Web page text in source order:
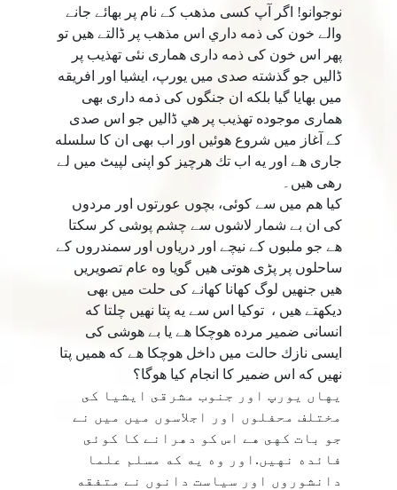
نوجوانو! اگر آپ كسى مذهب كے نام پر بهائے جانے
والے خون كى ذمه داري اس مذهب پر ڈالتے هيں تو
پھر اس خون كى ذمه دارى همارى نئى تهذيب پر
ڈاليں جو گذشته صدى ميں يورپ، ايشيا اور افريقه
ميں بهايا گيا بلكه ان جنگوں كى ذمه دارى بھى
همارى موجوده تهذيب پر هي ڈاليں جو اس صدى
كے آغاز ميں شروع هوئيں اور اب بھى ان كا سلسله
جارى هے اور يه اب تك هرچيز كو اپنى لپيٹ ميں لے
رهى هيں۔
كيا هم ميں سے كوئى، بچوں عورتوں اور مردوں
كى ان بے شمار لاشوں سے چشم پوشى كر سكتا
هے جو ملبوں كے نيچے اور درياوں اور سمندروں كے
ساحلوں پر پڑى هوتى هيں گويا وه عام تصويريں
هيں جنهيں لوگ كهانا كهانے کی حلت میں بھی
ديكھتے هيں ، توكيا اس سے يه پتا نهيں چلتا كه
انسانى ضمير مرده هوچكا هے يا بے هوشى كى
ايسى نازك حالت ميں داخل هوچكا هے كه هميں پتا
نهيں كه اس ضمير كا انجام كيا هوگا؟
يهاں يورپ اور جنوب مشرقى ايشيا كى
مختلف محفلوں اور اجلاسوں ميں ميں نے
جو بات كهى هے اس كو دهرانے كا كوئى
فائده نهيں.اور وه يه كه مسلم علما
دانشوروں اور سياست دانوں نے متفقه